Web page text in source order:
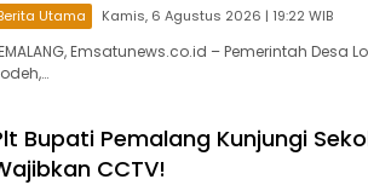
Utama Kamis, 6 Agustus 2026 | 19:22 WIB
Emsatunews.co.id – Pemerintah Desa
Bupati Pemalang Kunjungi
CCTV!